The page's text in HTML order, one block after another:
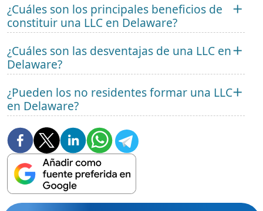
¿Cuáles son los principales beneficios de
constituir una LLC en Delaware?
¿Cuáles son las desventajas de una LLC en
Delaware?
¿Pueden los no residentes formar una LLC
en Delaware?